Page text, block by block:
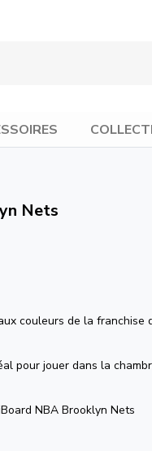
Nets
couleurs de la franchise
pour jouer dans la
NBA Brooklyn Nets